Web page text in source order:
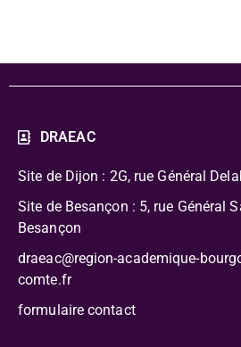
DRAEAC
Site de Dijon : 2G, rue Général
Site de Besançon : 5, rue Général
Besançon
draeac@region-academique-
comte.fr
formulaire contact